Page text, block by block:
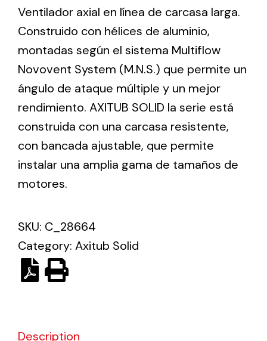
ventilación industriales
Ventilation
The incorporation of Novovent into the group
meant a greater offer of ventilation products for
different uses
Iluminación Solar
Variedad de soluciones solares para todo tipo
de necesidades.
Ventilador axial en línea de carcasa larga.
Construido con hélices de aluminio,
montadas según el sistema Multiflow
Novovent System (M.N.S.) que permite un
ángulo de ataque múltiple y un mejor
rendimiento. AXITUB SOLID la serie está
construida con una carcasa resistente,
con bancada ajustable, que permite
instalar una amplia gama de tamaños de
motores.
SKU: C_28664
Category: Axitub Solid
Description